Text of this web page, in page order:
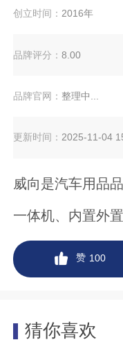
创立时间：2016年
品牌评分：8.00
品牌官网：整理中...
更新时间：2025-11-04
威向是汽车用品
一体机、内置外
赞 100
猜你喜欢